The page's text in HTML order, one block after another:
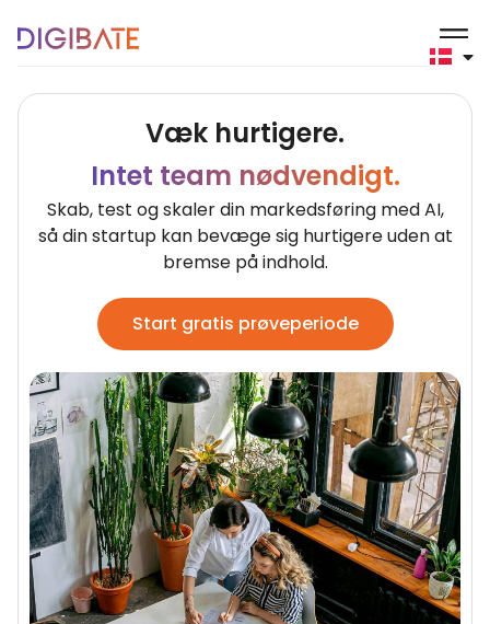
Startups
Væk hurtigere.
Intet team nødvendigt.
Skab, test og skaler din markedsføring med AI,
så din startup kan bevæge sig hurtigere uden at
bremse på indhold.
Start gratis prøveperiode